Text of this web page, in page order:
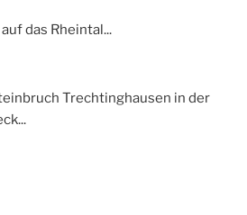
das Rheintal...
Trechtinghausen in der